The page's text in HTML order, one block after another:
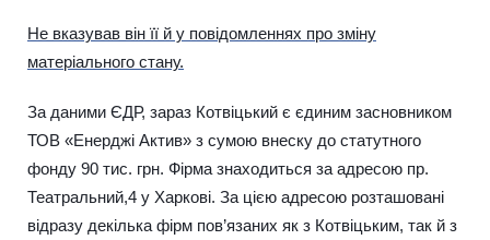
Не вказував він її й у повідомленнях про зміну
матеріального стану.
За даними ЄДР, зараз Котвіцький є єдиним засновником
ТОВ «Енерджі Актив» з сумою внеску до статутного
фонду 90 тис. грн. Фірма знаходиться за адресою пр.
Театральний,4 у Харкові. За цією адресою розташовані
відразу декілька фірм пов’язаних як з Котвіцьким, так й з